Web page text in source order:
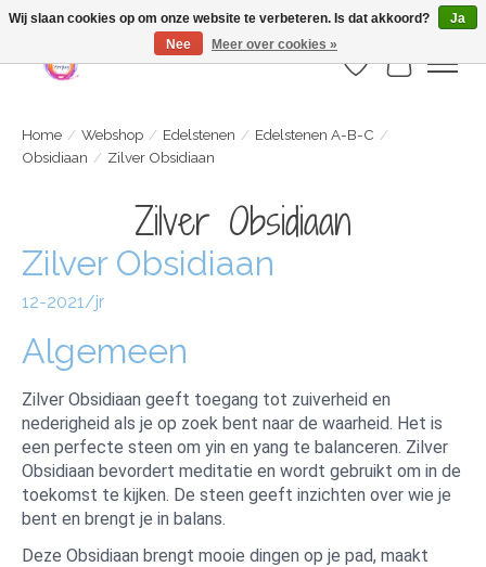
Webshop is geopend maar nog onder constructie | let op: Verzenden vanaf 29
juli
Verlanglijst
Home / Webshop / Edelstenen / Edelstenen A-B-C /
Obsidiaan / Zilver Obsidiaan
Zilver Obsidiaan
Zilver Obsidiaan
12-2021/jr
Algemeen
Zilver Obsidiaan geeft toegang tot zuiverheid en
nederigheid als je op zoek bent naar de waarheid. Het is
een perfecte steen om yin en yang te balanceren. Zilver
Obsidiaan bevordert meditatie en wordt gebruikt om in de
toekomst te kijken. De steen geeft inzichten over wie je
bent en brengt je in balans.
Deze Obsidiaan brengt mooie dingen op je pad, maakt
Wij slaan cookies op om onze website te verbeteren. Is dat akkoord?
Ja
Nee
Meer over cookies »